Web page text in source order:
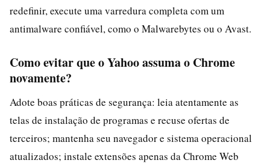
redefinir, execute uma varredura completa com um
antimalware confiável, como o Malwarebytes ou o Avast.
Como evitar que o Yahoo assuma o Chrome
novamente?
Adote boas práticas de segurança: leia atentamente as
telas de instalação de programas e recuse ofertas de
terceiros; mantenha seu navegador e sistema operacional
atualizados; instale extensões apenas da Chrome Web